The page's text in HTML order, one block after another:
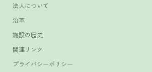
法人について
沿革
施設の歴史
関連リンク
プライバシーポリシー